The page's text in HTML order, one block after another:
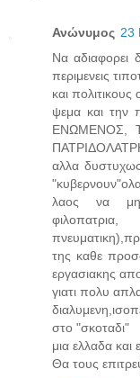
Ανώνυμος 23
Να αδιαφορει
περιμενεις
και
ψεμα και την
ΕΝΩΜΕΝΟΣ,
αλλα
λαος να μην
της καθε
εργασιακης
γιατι πολυ
στο "σκοταδι"
μια ελλαδα
Θα τους